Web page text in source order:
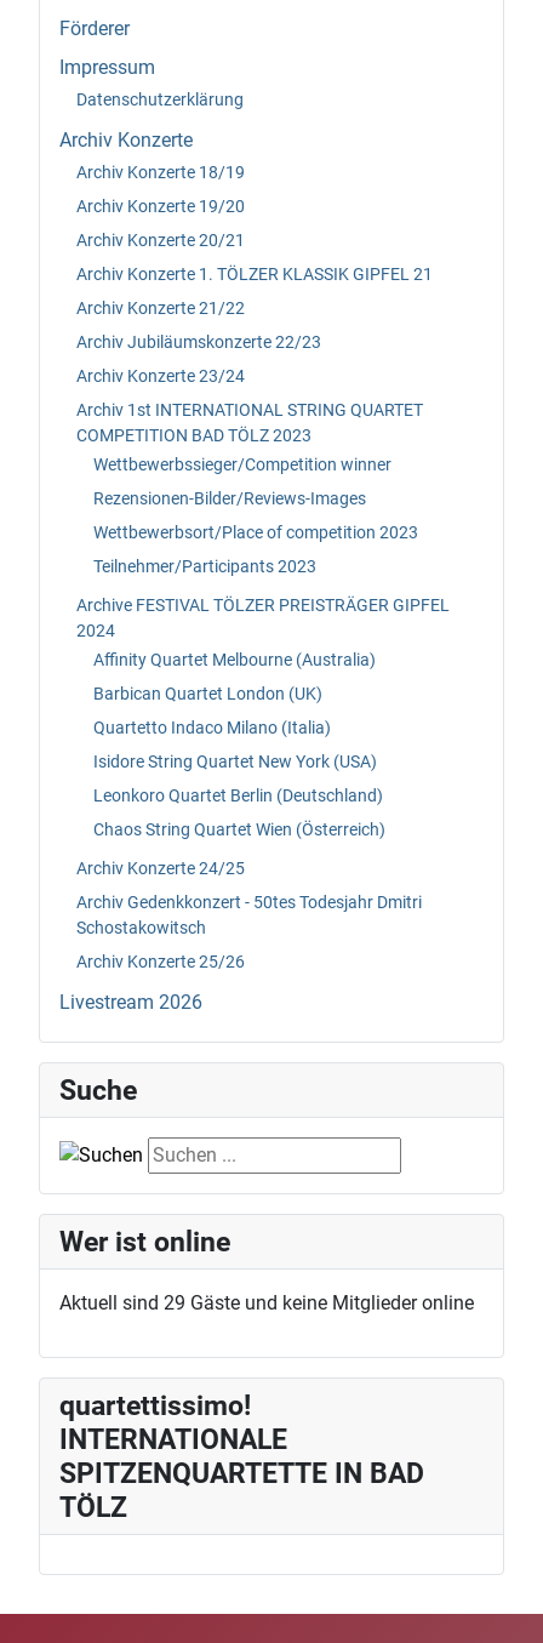
Förderer
Impressum
Datenschutzerklärung
Archiv Konzerte
Archiv Konzerte 18/19
Archiv Konzerte 19/20
Archiv Konzerte 20/21
Archiv Konzerte 1. TÖLZER KLASSIK GIPFEL 21
Archiv Konzerte 21/22
Archiv Jubiläumskonzerte 22/23
Archiv Konzerte 23/24
Archiv 1st INTERNATIONAL STRING QUARTET
COMPETITION BAD TÖLZ 2023
Wettbewerbssieger/Competition winner
Rezensionen-Bilder/Reviews-Images
Wettbewerbsort/Place of competition 2023
Teilnehmer/Participants 2023
Archive FESTIVAL TÖLZER PREISTRÄGER GIPFEL
2024
Affinity Quartet Melbourne (Australia)
Barbican Quartet London (UK)
Quartetto Indaco Milano (Italia)
Isidore String Quartet New York (USA)
Leonkoro Quartet Berlin (Deutschland)
Chaos String Quartet Wien (Österreich)
Archiv Konzerte 24/25
Archiv Gedenkkonzert - 50tes Todesjahr Dmitri
Schostakowitsch
Archiv Konzerte 25/26
Livestream 2026
Suche
Suche
Wer ist online
Aktuell sind 29 Gäste und keine Mitglieder online
quartettissimo!
INTERNATIONALE
SPITZENQUARTETTE IN BAD
TÖLZ